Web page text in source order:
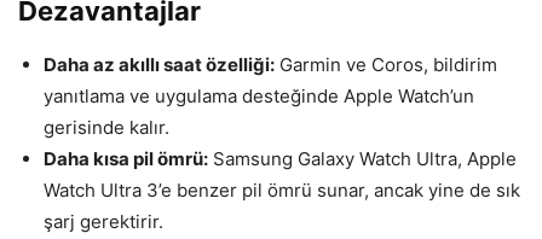
Dezavantajlar
Daha az akıllı saat özelliği: Garmin ve Coros, bildirim
yanıtlama ve uygulama desteğinde Apple Watch’un
gerisinde kalır.
Daha kısa pil ömrü: Samsung Galaxy Watch Ultra, Apple
Watch Ultra 3’e benzer pil ömrü sunar, ancak yine de sık
şarj gerektirir.